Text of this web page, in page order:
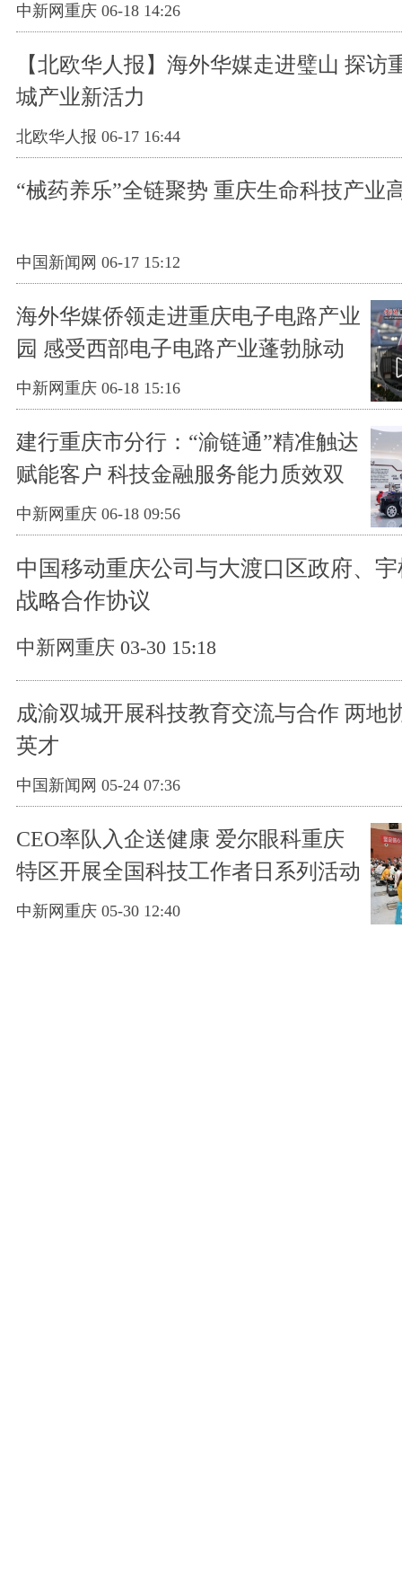
中新网重庆 06-18 14:26
【北欧华人报】海外华媒走进璧山 探访
城产业新活力
北欧华人报 06-17 16:44
“械药养乐”全链聚势 重庆生命科技产业
中国新闻网 06-17 15:12
海外华媒侨领走进重庆电子电路产业
园 感受西部电子电路产业蓬勃脉动
中新网重庆 06-18 15:16
建行重庆市分行：“渝链通”精准触达
赋能客户 科技金融服务能力质效双
升
中新网重庆 06-18 09:56
中国移动重庆公司与大渡口区政府、
战略合作协议
中新网重庆 03-30 15:18
成渝双城开展科技教育交流与合作 两地
英才
中国新闻网 05-24 07:36
CEO率队入企送健康 爱尔眼科重庆
特区开展全国科技工作者日系列活动
中新网重庆 05-30 12:40